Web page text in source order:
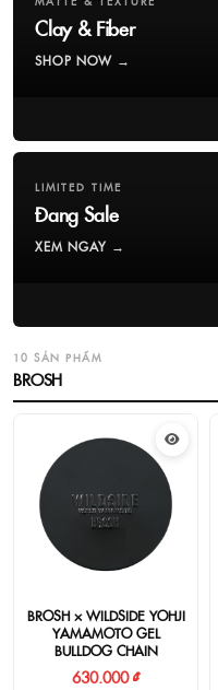
Clay & Fiber
SHOP NOW →
LIMITED TIME
Đang Sale
XEM NGAY →
10 SẢN PHẨM
BROSH
BROSH × WILDSIDE YOHJI
YAMAMOTO GEL
BULLDOG CHAIN
630.000 ₫